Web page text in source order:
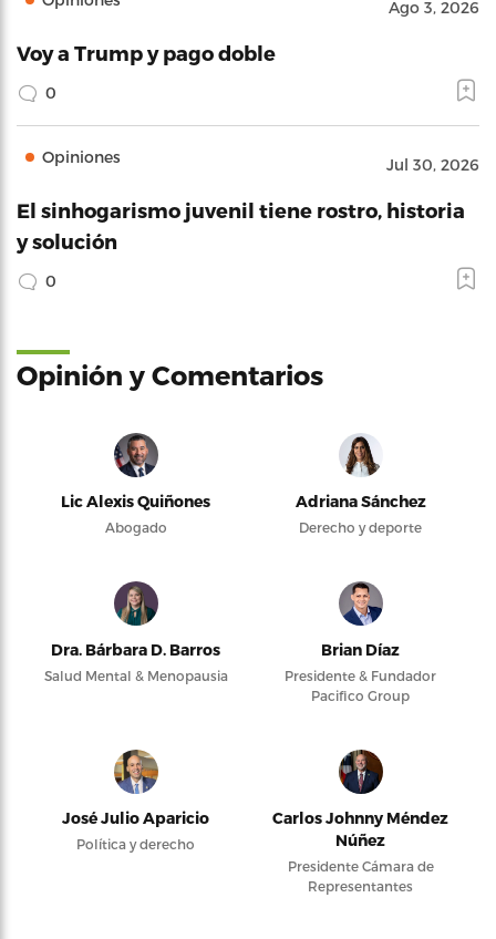
Ago 3, 2026
Voy a Trump y pago doble
0
Opiniones Jul 30, 2026
El sinhogarismo juvenil tiene rostro, historia
y solución
0
Opinión y Comentarios
Lic Alexis Quiñones
Abogado
Adriana Sánchez
Derecho y deporte
Dra. Bárbara D. Barros
Salud Mental & Menopausia
Brian Díaz
Presidente & Fundador
Pacifico Group
José Julio Aparicio
Política y derecho
Carlos Johnny Méndez
Núñez
Presidente Cámara de
Representantes